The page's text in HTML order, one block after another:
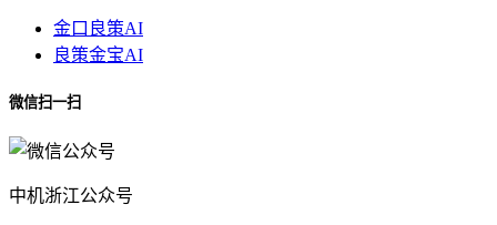
金口良策AI
良策金宝AI
微信扫一扫
中机浙江公众号